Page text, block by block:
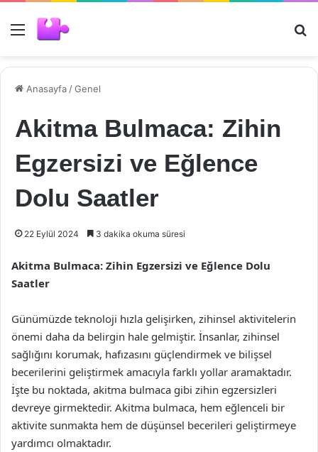
Menü
Anasayfa /Genel
Akitma Bulmaca: Zihin
Egzersizi ve Eğlence
Dolu Saatler
22 Eylül 2024 3 dakika okuma süresi
Akitma Bulmaca: Zihin Egzersizi ve Eğlence Dolu
Saatler
Günümüzde teknoloji hızla gelişirken, zihinsel aktivitelerin
önemi daha da belirgin hale gelmiştir. İnsanlar, zihinsel
sağlığını korumak, hafızasını güçlendirmek ve bilişsel
becerilerini geliştirmek amacıyla farklı yollar aramaktadır.
İşte bu noktada, akitma bulmaca gibi zihin egzersizleri
devreye girmektedir. Akitma bulmaca, hem eğlenceli bir
aktivite sunmakta hem de düşünsel becerileri geliştirmeye
yardımcı olmaktadır.